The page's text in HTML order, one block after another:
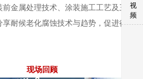
前金属处理技术、涂装施工工艺及三电
享耐候老化腐蚀技术与趋势，促进行业
现场回顾
视
频